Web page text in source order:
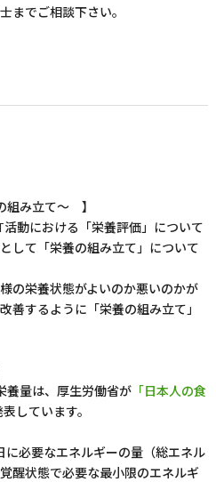
までご相談下さい。
組み立て〜 】
動における「栄養評価」について
して「栄養の組み立て」について
の栄養状態がよいのか悪いのかが
善するように「栄養の組み立て」
養量は、厚生労働省が「日本人の食
しています。
に必要なエネルギーの量（総エネル
醒状態で必要な最小限のエネルギ